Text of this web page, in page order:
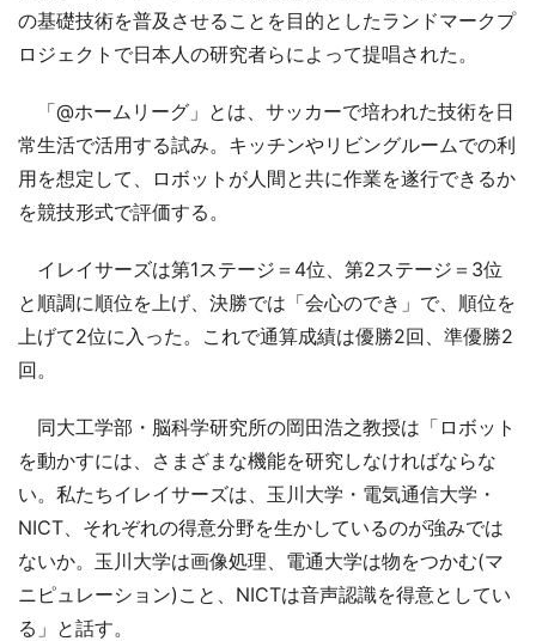
の基礎技術を普及させることを目的としたランドマークプ
ロジェクトで日本人の研究者らによって提唱された。
「@ホームリーグ」とは、サッカーで培われた技術を日
常生活で活用する試み。キッチンやリビングルームでの利
用を想定して、ロボットが人間と共に作業を遂行できるか
を競技形式で評価する。
イレイサーズは第1ステージ＝4位、第2ステージ＝3位
と順調に順位を上げ、決勝では「会心のでき」で、順位を
上げて2位に入った。これで通算成績は優勝2回、準優勝2
回。
同大工学部・脳科学研究所の岡田浩之教授は「ロボット
を動かすには、さまざまな機能を研究しなければならな
い。私たちイレイサーズは、玉川大学・電気通信大学・
NICT、それぞれの得意分野を生かしているのが強みでは
ないか。玉川大学は画像処理、電通大学は物をつかむ(マ
ニピュレーション)こと、NICTは音声認識を得意としてい
る」と話す。